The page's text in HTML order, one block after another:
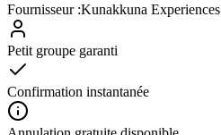
Fournisseur :Kunakkuna Experiences
Petit groupe garanti
Confirmation instantanée